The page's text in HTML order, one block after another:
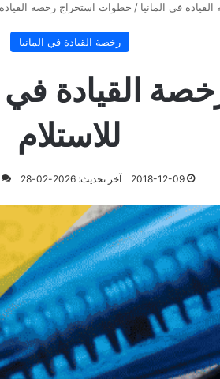
في المانيا / خطوات استخراج رخصة القيادة في ألمانيا 2026: من
رخصة القيادة في المانيا
للاستلام
2018-12-09 آخر تحديث: 2026-02-28